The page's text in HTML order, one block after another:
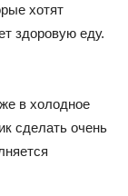
хотят
здоровую еду.
в холодное
сделать очень